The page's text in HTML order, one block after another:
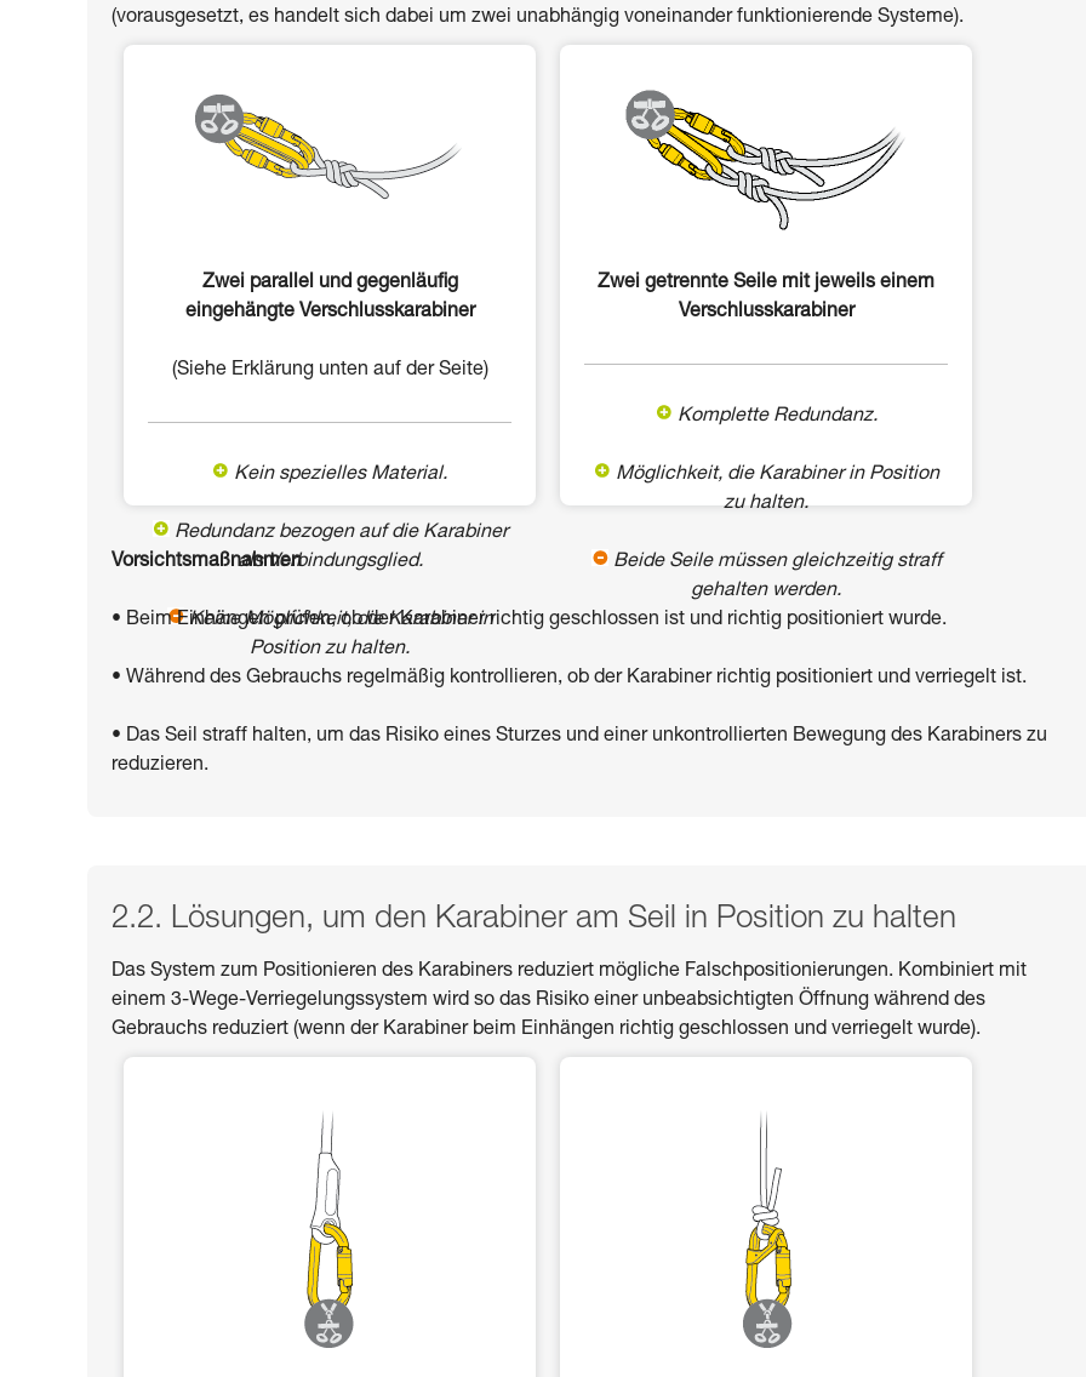
(vorausgesetzt, es handelt sich dabei um zwei unabhängig voneinander funktionierende Systeme).
Zwei parallel und gegenläufig
eingehängte Verschlusskarabiner
(Siehe Erklärung unten auf der Seite)
Kein spezielles Material.
Redundanz bezogen auf die Karabiner
als Verbindungsglied.
Keine Möglichkeit, die Karabiner in
Position zu halten.
Zwei getrennte Seile mit jeweils einem
Verschlusskarabiner
Komplette Redundanz.
Möglichkeit, die Karabiner in Position
zu halten.
Beide Seile müssen gleichzeitig straff
gehalten werden.
Vorsichtsmaßnahmen
• Beim Einhängen prüfen, ob der Karabiner richtig geschlossen ist und richtig positioniert wurde.
• Während des Gebrauchs regelmäßig kontrollieren, ob der Karabiner richtig positioniert und verriegelt ist.
• Das Seil straff halten, um das Risiko eines Sturzes und einer unkontrollierten Bewegung des Karabiners zu
reduzieren.
2.2. Lösungen, um den Karabiner am Seil in Position zu halten
Das System zum Positionieren des Karabiners reduziert mögliche Falschpositionierungen. Kombiniert mit
einem 3-Wege-Verriegelungssystem wird so das Risiko einer unbeabsichtigten Öffnung während des
Gebrauchs reduziert (wenn der Karabiner beim Einhängen richtig geschlossen und verriegelt wurde).